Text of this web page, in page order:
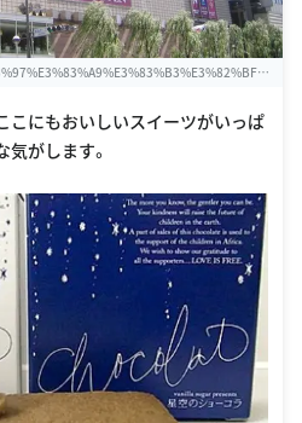
こにもおいしいスイーツがいっぱ
がします。